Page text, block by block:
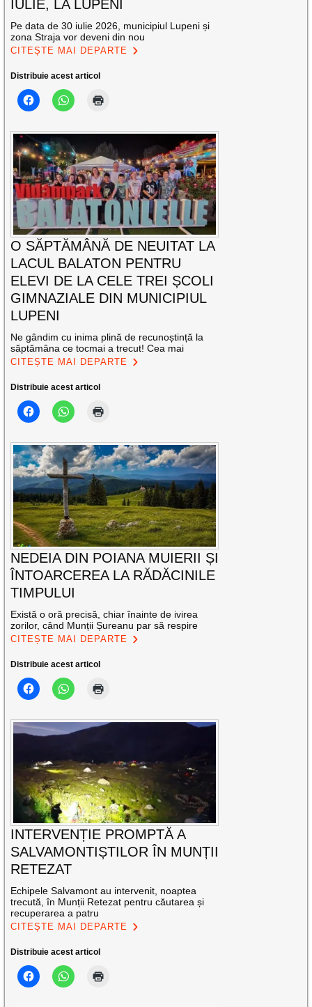
IULIE, LA LUPENI
Pe data de 30 iulie 2026, municipiul Lupeni și
zona Straja vor deveni din nou
CITEȘTE MAI DEPARTE
Distribuie acest articol
O SĂPTĂMÂNĂ DE NEUITAT LA
LACUL BALATON PENTRU
ELEVI DE LA CELE TREI ȘCOLI
GIMNAZIALE DIN MUNICIPIUL
LUPENI
Ne gândim cu inima plină de recunoștință la
săptămâna ce tocmai a trecut! Cea mai
CITEȘTE MAI DEPARTE
Distribuie acest articol
NEDEIA DIN POIANA MUIERII ȘI
ÎNTOARCEREA LA RĂDĂCINILE
TIMPULUI
Există o oră precisă, chiar înainte de ivirea
zorilor, când Munții Șureanu par să respire
CITEȘTE MAI DEPARTE
Distribuie acest articol
INTERVENȚIE PROMPTĂ A
SALVAMONTIȘTILOR ÎN MUNȚII
RETEZAT
Echipele Salvamont au intervenit, noaptea
trecută, în Munții Retezat pentru căutarea și
recuperarea a patru
CITEȘTE MAI DEPARTE
Distribuie acest articol